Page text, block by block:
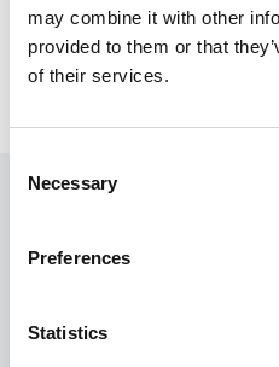
may combine it with other
provided to them or that
of their services.
Selection
Necessary
Preferences
Statistics
LOFSDALENS
DESTINATION